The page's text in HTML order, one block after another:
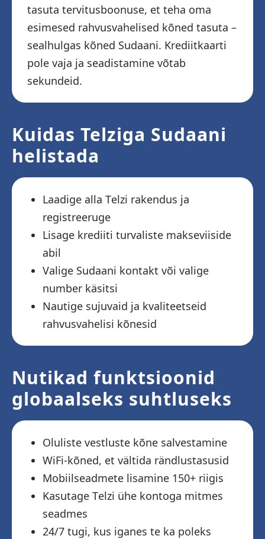
tasuta tervitusboonuse, et teha oma
esimesed rahvusvahelised kõned tasuta –
sealhulgas kõned Sudaani. Krediitkaarti
pole vaja ja seadistamine võtab
sekundeid.
Kuidas Telziga Sudaani
helistada
Laadige alla Telzi rakendus ja
registreeruge
Lisage krediiti turvaliste makseviiside
abil
Valige Sudaani kontakt või valige
number käsitsi
Nautige sujuvaid ja kvaliteetseid
rahvusvahelisi kõnesid
Nutikad funktsioonid
globaalseks suhtluseks
Oluliste vestluste kõne salvestamine
WiFi-kõned, et vältida rändlustasusid
Mobiilseadmete lisamine 150+ riigis
Kasutage Telzi ühe kontoga mitmes
seadmes
24/7 tugi, kus iganes te ka poleks